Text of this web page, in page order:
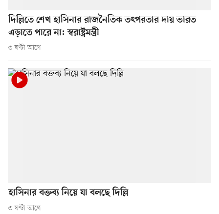
দিল্লিতে শেখ হাসিনার রাজনৈতিক তৎপরতার দায় ভারত
এড়াতে পারে না: স্বরাষ্ট্রমন্ত্রী
৩ ঘণ্টা আগে
হাসিনার বক্তব্য নিয়ে যা বলছে দিল্লি
৩ ঘণ্টা আগে